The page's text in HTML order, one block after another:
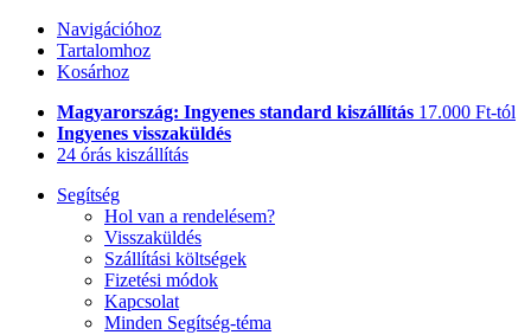
Navigációhoz
Tartalomhoz
Kosárhoz
Magyarország: Ingyenes standard kiszállítás 17.000 Ft-tól
Ingyenes visszaküldés
24 órás kiszállítás
Segítség
Hol van a rendelésem?
Visszaküldés
Szállítási költségek
Fizetési módok
Kapcsolat
Minden Segítség-téma